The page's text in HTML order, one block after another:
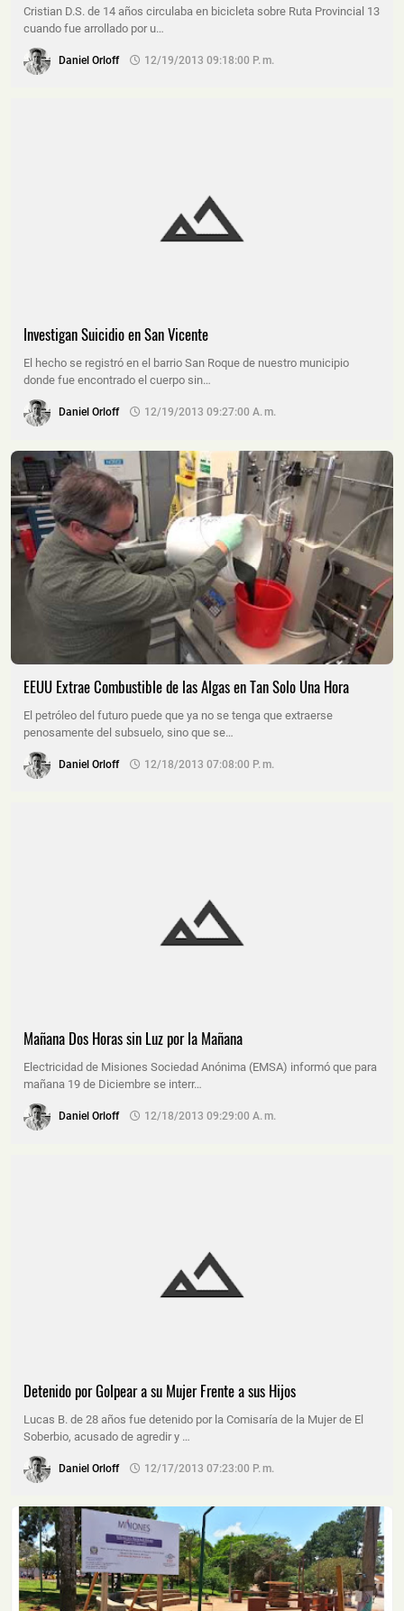
Cristian D.S. de 14 años circulaba en bicicleta sobre Ruta Provincial 13
cuando fue arrollado por u…
Daniel Orloff 12/19/2013 09:18:00 P. M.
Investigan Suicidio en San Vicente
El hecho se registró en el barrio San Roque de nuestro municipio
donde fue encontrado el cuerpo sin…
Daniel Orloff 12/19/2013 09:27:00 A. M.
EEUU Extrae Combustible de las Algas en Tan Solo Una Hora
El petróleo del futuro puede que ya no se tenga que extraerse
penosamente del subsuelo, sino que se…
Daniel Orloff 12/18/2013 07:08:00 P. M.
Mañana Dos Horas sin Luz por la Mañana
Electricidad de Misiones Sociedad Anónima (EMSA) informó que para
mañana 19 de Diciembre se interr…
Daniel Orloff 12/18/2013 09:29:00 A. M.
Detenido por Golpear a su Mujer Frente a sus Hijos
Lucas B. de 28 años fue detenido por la Comisaría de la Mujer de El
Soberbio, acusado de agredir y …
Daniel Orloff 12/17/2013 07:23:00 P. M.